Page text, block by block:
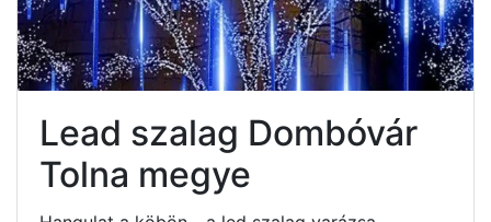
Lead szalag Dombóvár
Tolna megye